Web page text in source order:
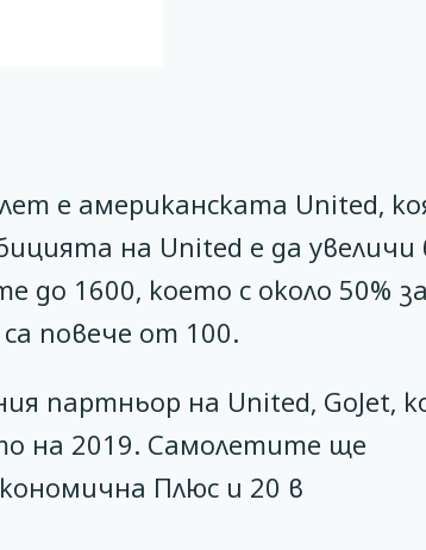
е американската United,
на United е да увеличи
до 1600, което с около 50% за
повече от 100.
партньор на United, GoJet,
на 2019. Самолетите ще
Плюс и 20 в